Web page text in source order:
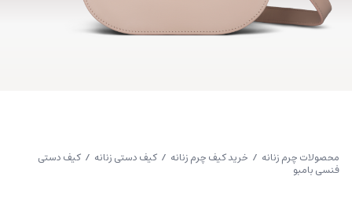
محصولات چرم زنانه / خرید کیف چرم زنانه / کیف دستی زنانه / کیف دستی
فنسی بامبو